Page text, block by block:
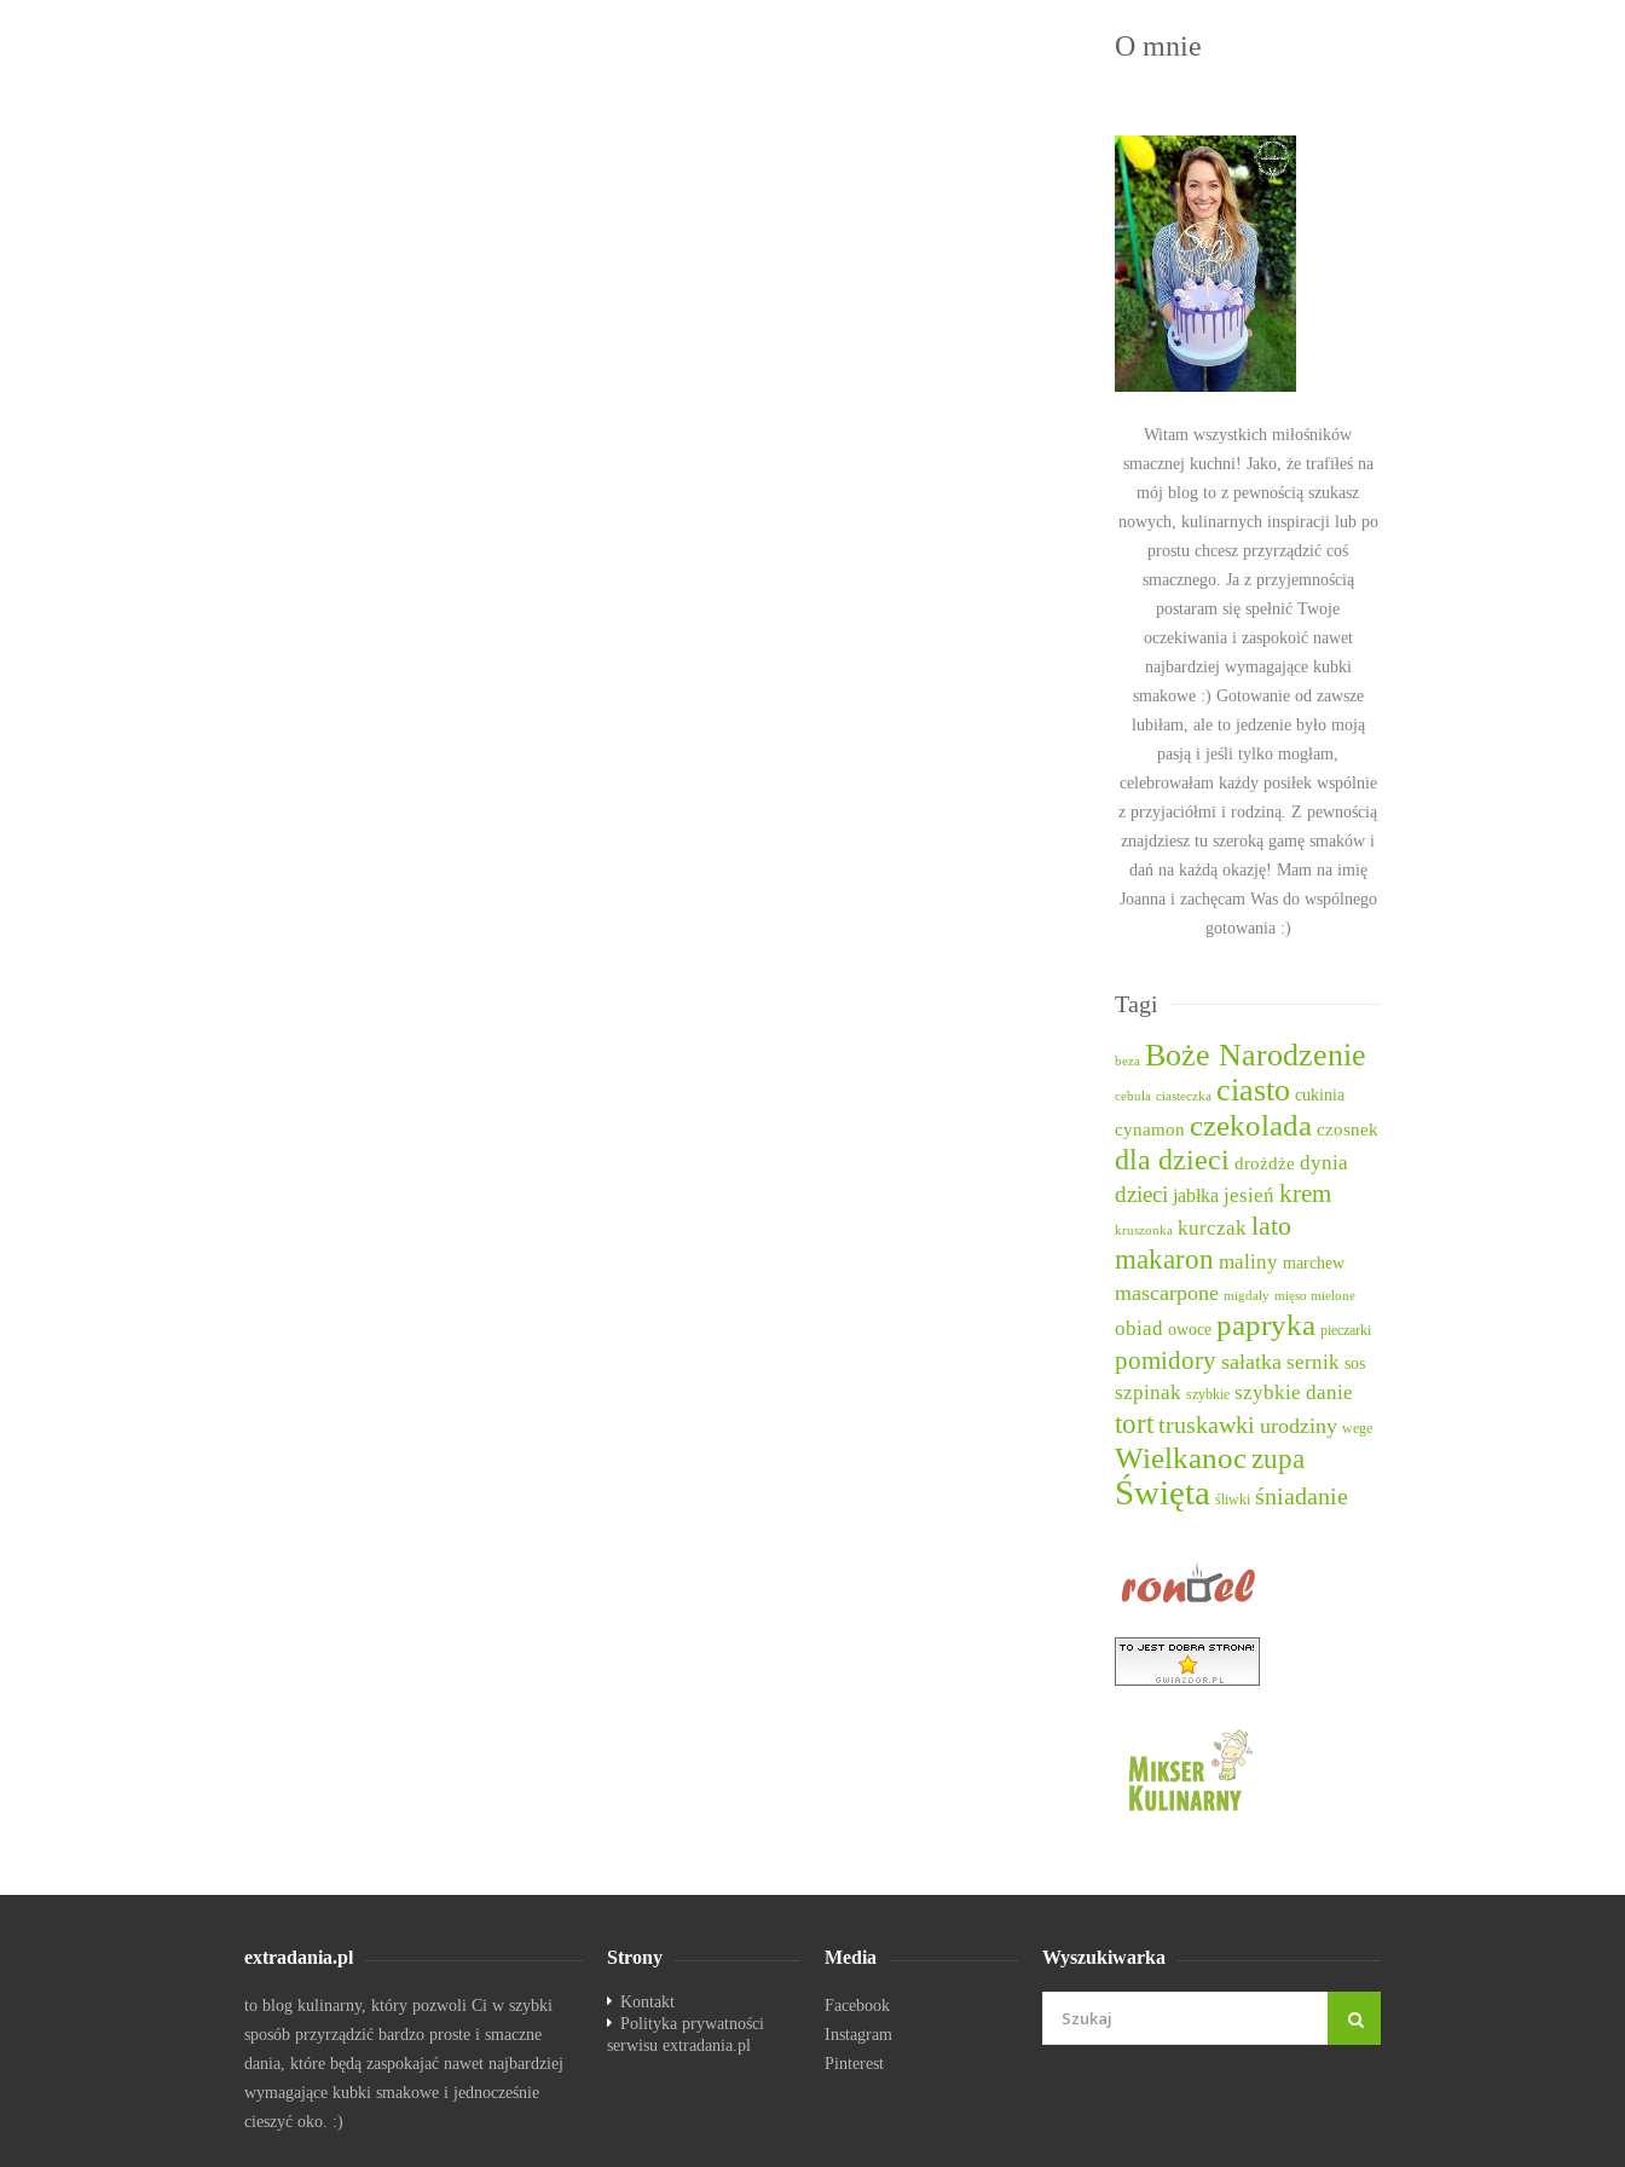
O mnie
Witam wszystkich miłośników
smacznej kuchni! Jako, że trafiłeś na
mój blog to z pewnością szukasz
nowych, kulinarnych inspiracji lub po
prostu chcesz przyrządzić coś
smacznego. Ja z przyjemnością
postaram się spełnić Twoje
oczekiwania i zaspokoić nawet
najbardziej wymagające kubki
smakowe :) Gotowanie od zawsze
lubiłam, ale to jedzenie było moją
pasją i jeśli tylko mogłam,
celebrowałam każdy posiłek wspólnie
z przyjaciółmi i rodziną. Z pewnością
znajdziesz tu szeroką gamę smaków i
dań na każdą okazję! Mam na imię
Joanna i zachęcam Was do wspólnego
gotowania :)
Tagi
beza Boże Narodzenie
cebula ciasteczka ciasto cukinia
cynamon czekolada czosnek
dla dzieci drożdże dynia
dzieci jabłka jesień krem
kruszonka kurczak lato
makaron maliny marchew
mascarpone migdały mięso mielone
obiad owoce papryka pieczarki
pomidory sałatka sernik sos
szpinak szybkie szybkie danie
torttruskawki urodziny wege
Wielkanoczupa
Święta śliwki śniadanie
extradania.pl
to blog kulinarny, który pozwoli Ci w szybki
sposób przyrządzić bardzo proste i smaczne
dania, które będą zaspokajać nawet najbardziej
wymagające kubki smakowe i jednocześnie
cieszyć oko. :)
Strony
Kontakt
Polityka prywatności
serwisu extradania.pl
Media
Facebook
Instagram
Pinterest
Wyszukiwarka